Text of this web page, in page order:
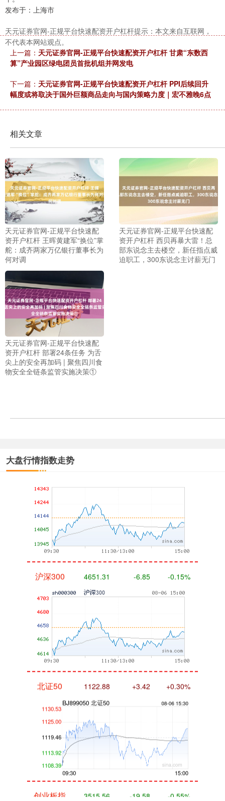
发布于：上海市
天元证券官网-正规平台快速配资开户杠杆提示：本文来自互联网，
不代表本网站观点。
上一篇： 天元证券官网-正规平台快速配资开户杠杆 甘肃“东数西
算”产业园区绿电团员首批机组并网发电
下一篇： 天元证券官网-正规平台快速配资开户杠杆 PPI后续回升
幅度或将取决于国外巨额商品走向与国内策略力度｜宏不雅晚6点
相关文章
天元证券官网-正规平台快速配
资开户杠杆 王晖黄建军“换位”掌
舵：成齐两家万亿银行董事长为
何对调
天元证券官网-正规平台快速配
资开户杠杆 西贝再暴大雷！总
部东说念主去楼空，新任指点威
迫职工，300东说念主讨薪无门
天元证券官网-正规平台快速配
资开户杠杆 部署24条任务 为舌
尖上的安全再加码 | 聚焦四川食
物安全全链条监管实施决策①
大盘行情指数走势
上证综指 3900.35
深证成指
沪深300 4651.31 -6.85 -0.15%
北证50 1122.88 +3.42 +0.30%
创业板指 3515.56 -19.58 -0.55%